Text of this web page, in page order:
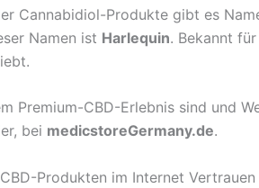
Cannabidiol-Produkte gibt es
Namen ist Harlequin. Bekannt
Premium-CBD-Erlebnis sind und
bei medicstoreGermany.de.
Produkten im Internet